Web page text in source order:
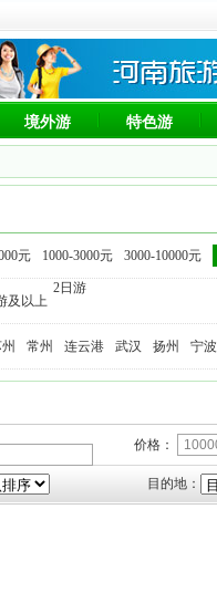
境外游 特色游
元 1000-3000元 3000-10000元
2日游
及以上
常州 连云港 武汉 扬州 宁波
价格：
目的地：